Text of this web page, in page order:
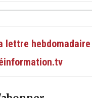
lettre hebdomadaire